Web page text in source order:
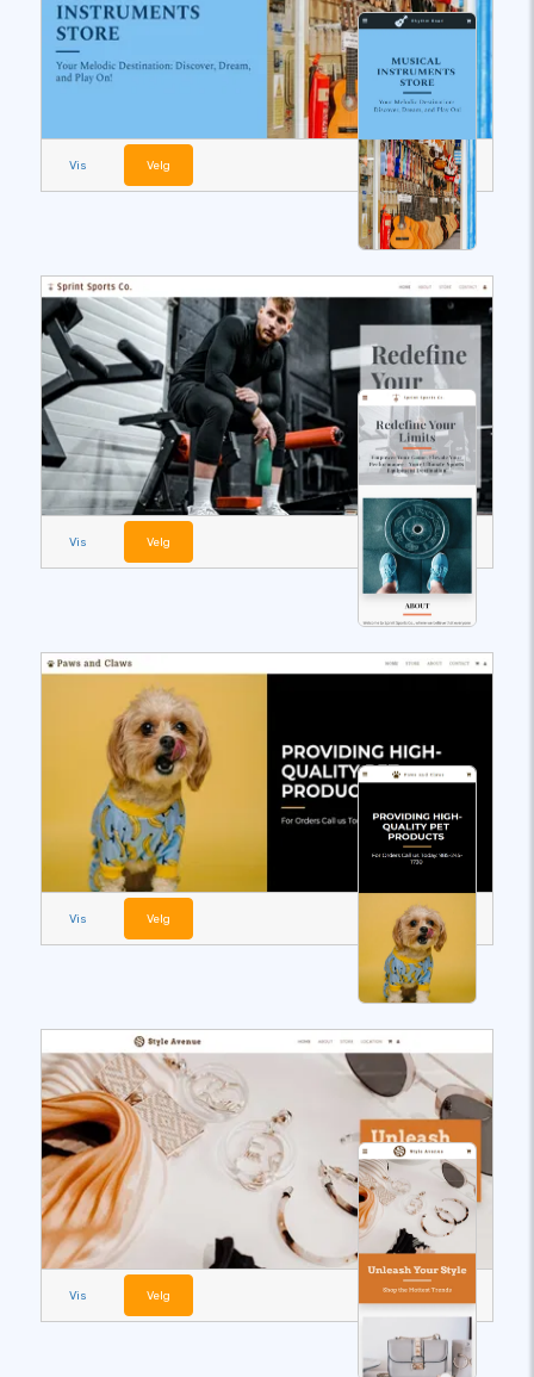
Vis Velg
Vis Velg
Vis Velg
Vis Velg